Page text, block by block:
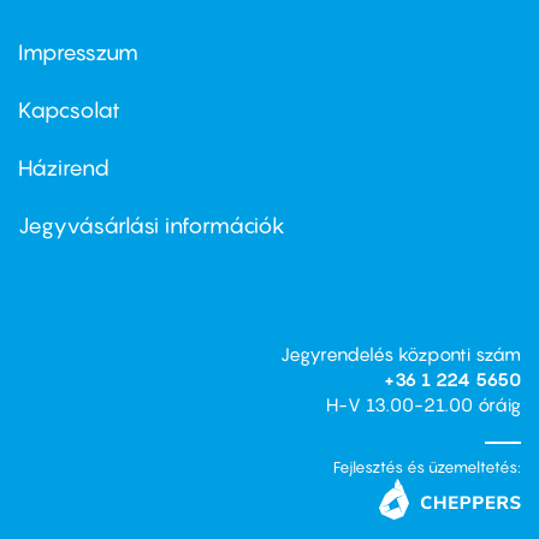
Footer
first
Impresszum
Kapcsolat
Footer
second
Házirend
Jegyvásárlási információk
Jegyrendelés központi szám
+36 1 224 5650
H-V 13.00-21.00 óráig
Fejlesztés és üzemeltetés: